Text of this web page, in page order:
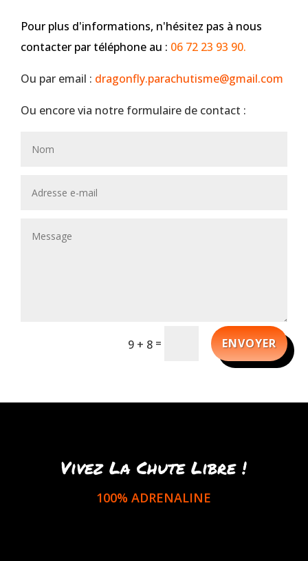
Pour plus d'informations, n'hésitez pas à nous
contacter par téléphone au : 06 72 23 93 90.
Ou par email : dragonfly.parachutisme@gmail.com
Ou encore via notre formulaire de contact :
9 + 8 = ENVOYER
Vivez La Chute Libre !
100% ADRENALINE